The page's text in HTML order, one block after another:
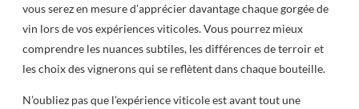
vous serez en mesure d’apprécier davantage chaque gorgée de
vin lors de vos expériences viticoles. Vous pourrez mieux
comprendre les nuances subtiles, les différences de terroir et
les choix des vignerons qui se reflètent dans chaque bouteille.
N’oubliez pas que l’expérience viticole est avant tout une